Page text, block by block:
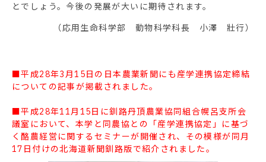
とでしょう。今後の発展が大いに期待されます。
（応用生命科学部 動物科学科長 小澤 壯行）
■平成28年3月15日の日本農業新聞にも産学連携協定締結
についての記事が掲載されました。
■平成28年11月15日に釧路丹頂農業協同組合幌呂支所会
議室において、本学と同農協との「産学連携協定」に基づ
く酪農経営に関するセミナーが開催され、その模様が同月
17日付けの北海道新聞釧路版で紹介されました。